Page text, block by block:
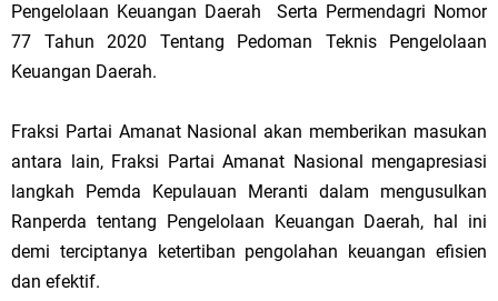
Pengelolaan Keuangan Daerah Serta Permendagri Nomor
77 Tahun 2020 Tentang Pedoman Teknis Pengelolaan
Keuangan Daerah.
Fraksi Partai Amanat Nasional akan memberikan masukan
antara lain, Fraksi Partai Amanat Nasional mengapresiasi
langkah Pemda Kepulauan Meranti dalam mengusulkan
Ranperda tentang Pengelolaan Keuangan Daerah, hal ini
demi terciptanya ketertiban pengolahan keuangan efisien
dan efektif.